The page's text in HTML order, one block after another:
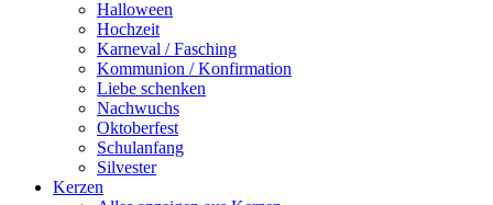
Halloween
Hochzeit
Karneval / Fasching
Kommunion / Konfirmation
Liebe schenken
Nachwuchs
Oktoberfest
Schulanfang
Silvester
Kerzen